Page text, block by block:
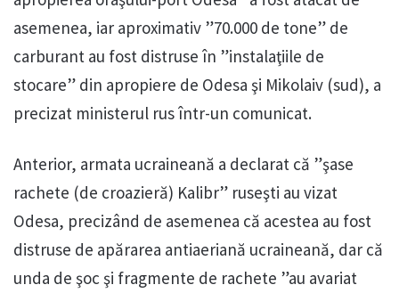
asemenea, iar aproximativ ”70.000 de tone” de
carburant au fost distruse în ”instalaţiile de
stocare” din apropiere de Odesa şi Mikolaiv (sud), a
precizat ministerul rus într-un comunicat.
Anterior, armata ucraineană a declarat că ”şase
rachete (de croazieră) Kalibr” ruseşti au vizat
Odesa, precizând de asemenea că acestea au fost
distruse de apărarea antiaeriană ucraineană, dar că
unda de şoc şi fragmente de rachete ”au avariat